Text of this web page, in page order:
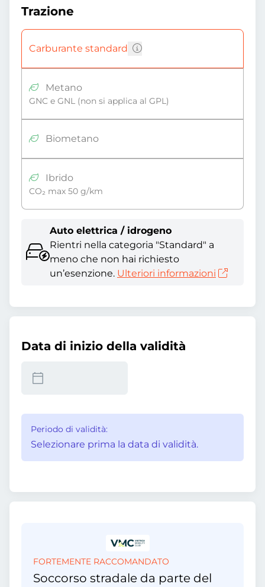
Trazione
Carburante standard
Metano
GNC e GNL (non si applica al GPL)
Biometano
Ibrido
CO₂ max 50 g/km
Auto elettrica / idrogeno
Rientri nella categoria "Standard" a
meno che non hai richiesto
un’esenzione. Ulteriori informazioni
Data di inizio della validità
Periodo di validità:
Selezionare prima la data di validità.
FORTEMENTE RACCOMANDATO
Soccorso stradale da parte del